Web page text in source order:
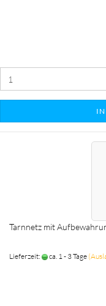
Tarnnetz mit
Lieferzeit: ca. 1 - 3 Tage